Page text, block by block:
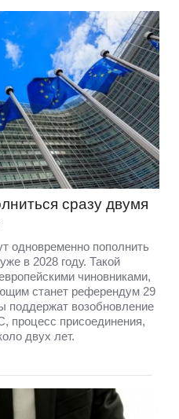
сразу двумя
одновременно пополнить
в 2028 году. Такой
чиновниками,
станет референдум 29
поддержат возобновление
процесс присоединения,
двух лет.